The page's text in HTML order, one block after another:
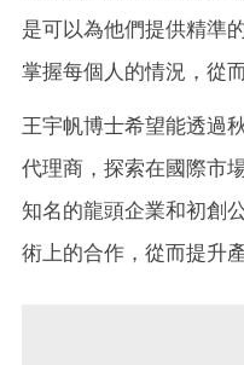
是可以為他們提供精準
掌握每個人的情況，從
王宇帆博士希望能透過
代理商，探索在國際市
知名的龍頭企業和初創
術上的合作，從而提升